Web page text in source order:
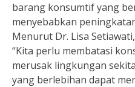
barang konsumtif yang
menyebabkan
Menurut Dr. Lisa
“Kita perlu membatasi
merusak lingkungan
yang berlebihan dapat